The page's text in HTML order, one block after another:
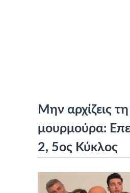
Μην αρχίζεις τη
μουρμούρα:
2, 5ος Κύκλος